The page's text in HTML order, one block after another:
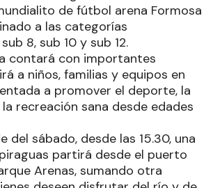
de fútbol arena Formosa
a las categorías
8, sub 10 y sub 12.
contará con importantes
a niños, familias y equipos en
a promover el deporte, la
recreación sana desde edades
del sábado, desde las 15.30, una
partirá desde el puerto
Arenas, sumando otra